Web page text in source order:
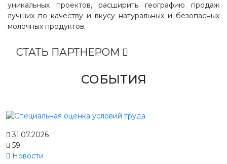
уникальных проектов, расширить географию продаж
лучших по качеству и вкусу натуральных и безопасных
молочных продуктов.
СТАТЬ ПАРТНЕРОМ
СОБЫТИЯ
31.07.2026
59
Новости